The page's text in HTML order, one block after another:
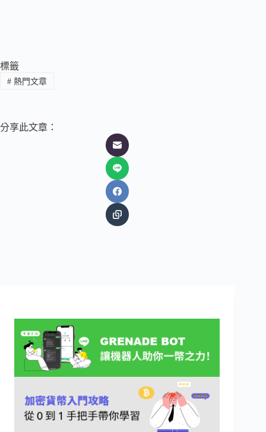
標籤
#熱門文章
分享此文章：